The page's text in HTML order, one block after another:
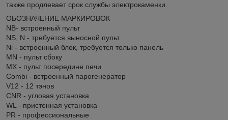
также продлевает срок службы электрокаменки.
ОБОЗНАЧЕНИЕ МАРКИРОВОК
NB- встроенный пульт
NS, N - требуется выносной пульт
Ni - встроенный блок, требуется только панель
MN - пульт сбоку
MX - пульт посередине печи
Combi - встроенный парогенератор
V12 - 12 тэнов
CNR - угловая установка
WL - пристенная установка
PR - профессиональные